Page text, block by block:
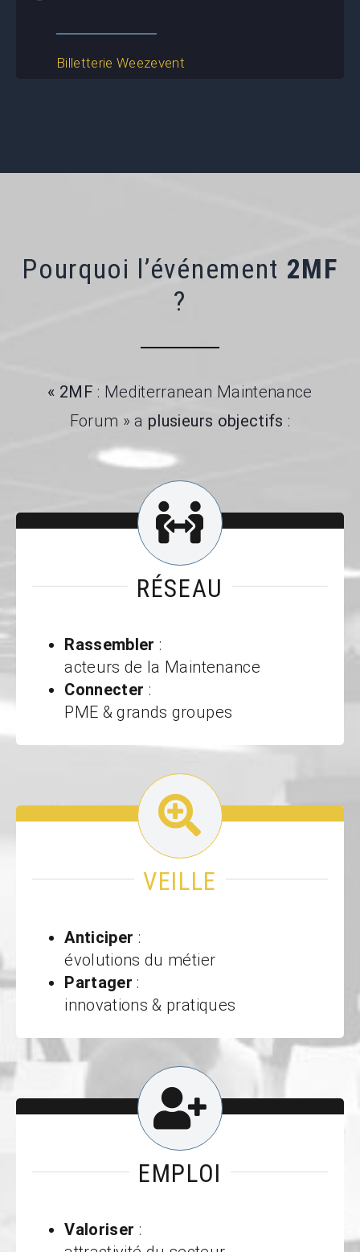
Billetterie Weezevent
Pourquoi l’événement 2MF
?
« 2MF : Mediterranean Maintenance
Forum » a plusieurs objectifs :
RÉSEAU
Rassembler :
acteurs de la Maintenance
Connecter :
PME & grands groupes
VEILLE
Anticiper :
évolutions du métier
Partager :
innovations & pratiques
EMPLOI
Valoriser :